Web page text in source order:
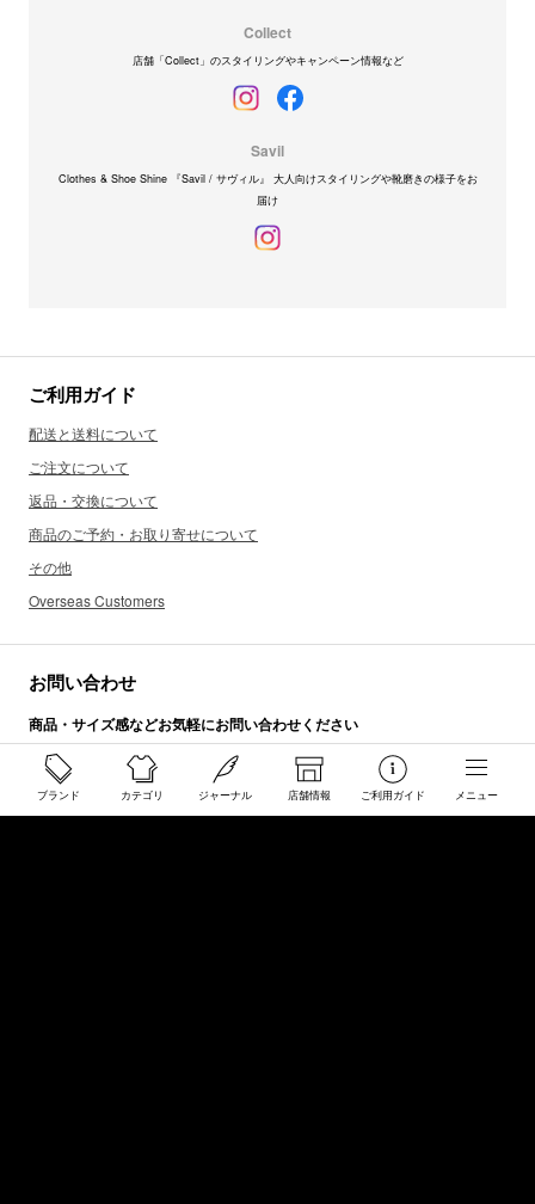
ブランド カテゴリ ジャーナル 店舗情報 ご利用ガイド メニュー
Collect
店舗「Collect」のスタイリングやキャンペーン情報など
Savil
Clothes & Shoe Shine 『Savil / サヴィル』 大人向けスタイリングや靴磨きの様子をお
届け
ご利用ガイド
配送と送料について
ご注文について
返品・交換について
商品のご予約・お取り寄せについて
その他
Overseas Customers
お問い合わせ
商品・サイズ感などお気軽にお問い合わせください
store@50910.jp
0985-32-5511
(月〜土12 - 20時 日祝 - 19時 水曜定休)